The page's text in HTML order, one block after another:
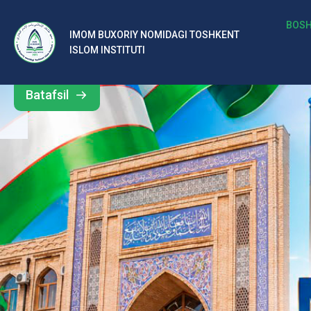
IMOM BUXORIY NOMIDAGI TOSHKENT
ISLOM INSTITUTI
b
al
ar
o‘
rt
a
si
d
Barcha
yangiliklar
Batafsil